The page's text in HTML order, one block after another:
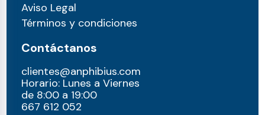
Aviso Legal
Términos y condiciones
Contáctanos
clientes@anphibius.com
Horario: Lunes a Viernes
de 8:00 a 19:00
667 612 052​